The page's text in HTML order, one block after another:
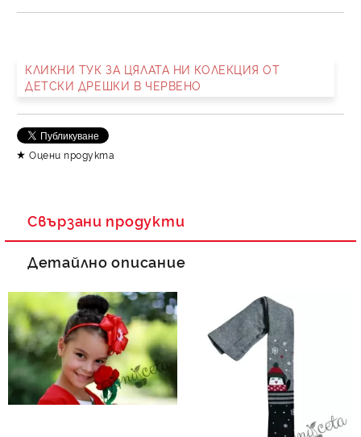
Ние ще се свържем с вас в рамките на работния ден.
КЛИКНИ ТУК ЗА ЦЯЛАТА НИ КОЛЕКЦИЯ ОТ
ДЕТСКИ ДРЕШКИ В ЧЕРВЕНО
Оцени продукта
Свързани продукти
Детайлно описание